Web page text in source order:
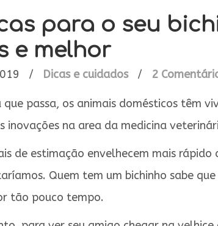
para o seu
e melhor
/ Dicas e cuidados / 2
que passa, os animais domésticos têm
inovações na area da medicina
de estimação envelhecem mais rápido
Quem tem um bichinho sabe
tão pouco tempo.